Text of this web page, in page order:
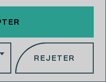
REJETER